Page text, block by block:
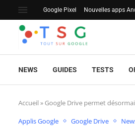
Google Pixel Nouvelles apps
NEWS GUIDES TESTS
Accueil » Google Drive permet
Applis Google Google Drive